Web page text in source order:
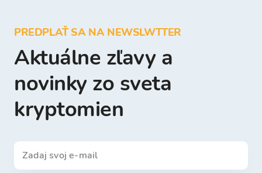
PREDPLAŤ SA NA NEWSLWTTER
Aktuálne zľavy a
novinky zo sveta
kryptomien